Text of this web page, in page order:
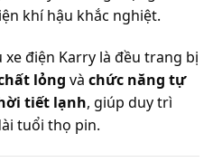
khí hậu khắc nghiệt.
điện Karry là đều trang bị
lỏng và chức năng tự
tiết lạnh, giúp duy trì
tuổi thọ pin.